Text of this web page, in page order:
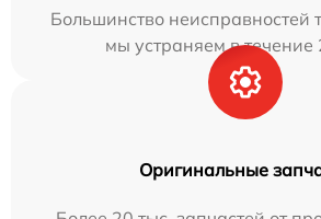
Большинство неисправностей
мы устраняем в течение
Оригинальные